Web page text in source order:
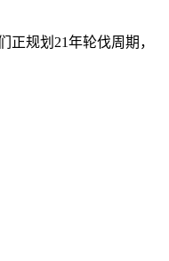
规划21年轮伐周期，